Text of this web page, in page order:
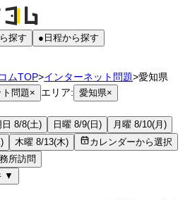
探す ● 日程から探す
ムTOP>インターネット問題>愛知県
問題× エリア: 愛知県×
日 8/8(土) 日曜 8/9(日)
月曜 8/10(月)
木曜 8/13(木)
カレンダーから選択
所訪問
▼